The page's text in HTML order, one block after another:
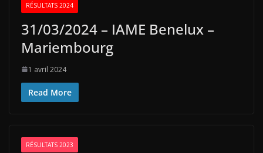
RÉSULTATS 2024
31/03/2024 – IAME Benelux –
Mariembourg
1 avril 2024
Read More
RÉSULTATS 2023